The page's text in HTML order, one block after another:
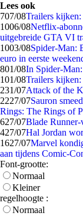
Lees ook
707/08Trailers kijken:
1006/08Netflix-
uitgebreide GTA VI
1003/08Spider-Man:
euro in eerste
801/08In Spider-
101/08Trailers kijken:
231/07Attack of the
2227/07Sauron
Rings: The Rings of
627/07Blade
427/07Hal Jordan
1627/07Marvel
aan tijdens Comic-
Font-grootte:
Normaal
Kleiner
regelhoogte :
Normaal